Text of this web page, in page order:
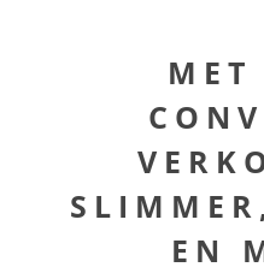
MET
EN